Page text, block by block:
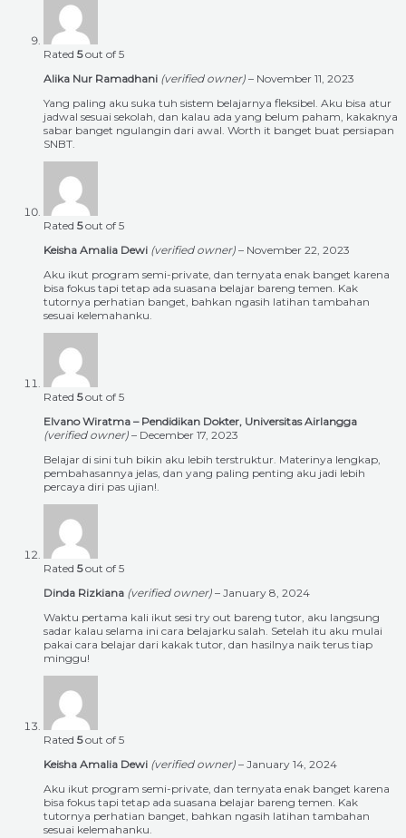
Rated 5out of 5
Alika Nur Ramadhani (verified owner) – November 11, 2023
Yang paling aku suka tuh sistem belajarnya fleksibel. Aku bisa atur
jadwal sesuai sekolah, dan kalau ada yang belum paham, kakaknya
sabar banget ngulangin dari awal. Worth it banget buat persiapan
SNBT.
Rated 5out of 5
Keisha Amalia Dewi (verified owner) – November 22, 2023
Aku ikut program semi-private, dan ternyata enak banget karena
bisa fokus tapi tetap ada suasana belajar bareng temen. Kak
tutornya perhatian banget, bahkan ngasih latihan tambahan
sesuai kelemahanku.
Rated 5out of 5
Elvano Wiratma – Pendidikan Dokter, Universitas Airlangga
(verified owner) – December 17, 2023
Belajar di sini tuh bikin aku lebih terstruktur. Materinya lengkap,
pembahasannya jelas, dan yang paling penting aku jadi lebih
percaya diri pas ujian!.
Rated 5out of 5
Dinda Rizkiana (verified owner) – January 8, 2024
Waktu pertama kali ikut sesi try out bareng tutor, aku langsung
sadar kalau selama ini cara belajarku salah. Setelah itu aku mulai
pakai cara belajar dari kakak tutor, dan hasilnya naik terus tiap
minggu!
Rated 5out of 5
Keisha Amalia Dewi (verified owner) – January 14, 2024
Aku ikut program semi-private, dan ternyata enak banget karena
bisa fokus tapi tetap ada suasana belajar bareng temen. Kak
tutornya perhatian banget, bahkan ngasih latihan tambahan
sesuai kelemahanku.